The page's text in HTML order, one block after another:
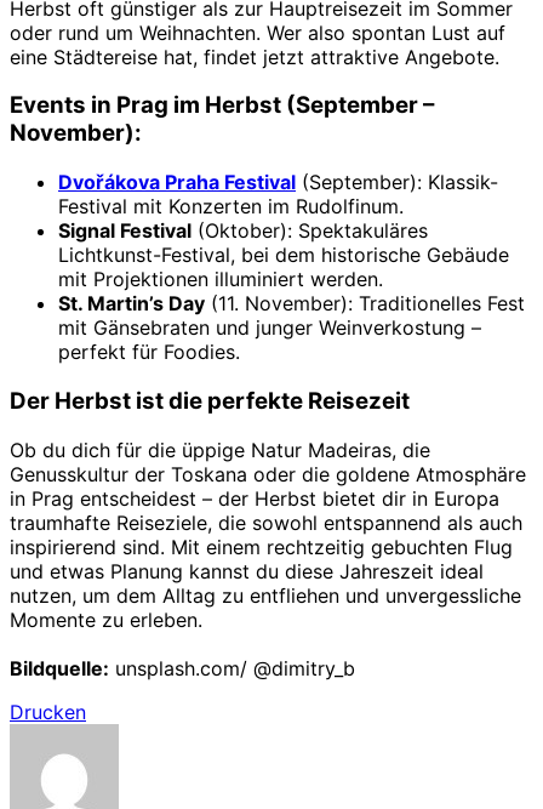
Herbst oft günstiger als zur Hauptreisezeit im Sommer
oder rund um Weihnachten. Wer also spontan Lust auf
eine Städtereise hat, findet jetzt attraktive Angebote.
Events in Prag im Herbst (September –
November):
Dvořákova Praha Festival (September): Klassik-
Festival mit Konzerten im Rudolfinum.
Signal Festival (Oktober): Spektakuläres
Lichtkunst-Festival, bei dem historische Gebäude
mit Projektionen illuminiert werden.
St. Martin’s Day (11. November): Traditionelles Fest
mit Gänsebraten und junger Weinverkostung –
perfekt für Foodies.
Der Herbst ist die perfekte Reisezeit
Ob du dich für die üppige Natur Madeiras, die
Genusskultur der Toskana oder die goldene Atmosphäre
in Prag entscheidest – der Herbst bietet dir in Europa
traumhafte Reiseziele, die sowohl entspannend als auch
inspirierend sind. Mit einem rechtzeitig gebuchten Flug
und etwas Planung kannst du diese Jahreszeit ideal
nutzen, um dem Alltag zu entfliehen und unvergessliche
Momente zu erleben.
Bildquelle: unsplash.com/ @dimitry_b
Drucken